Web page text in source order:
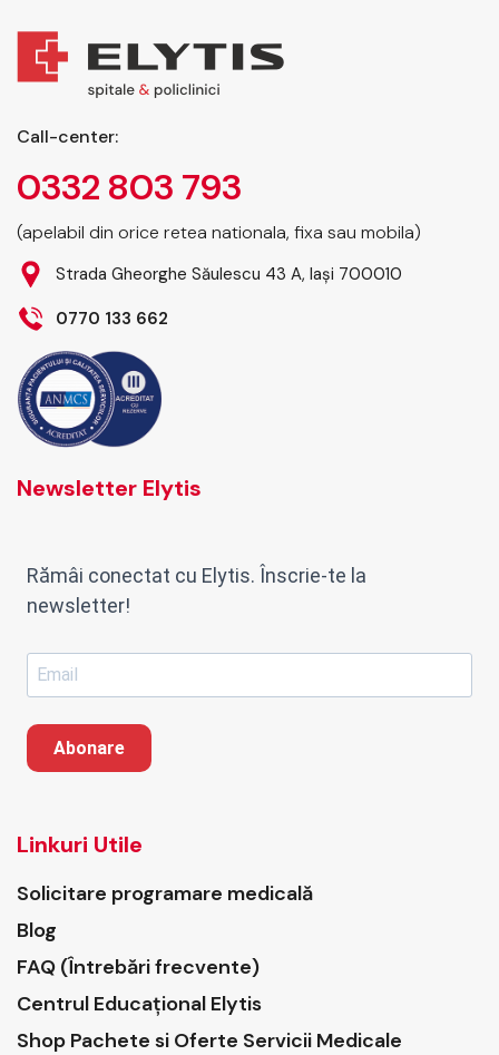
Call-center:
0332 803 793
(apelabil din orice retea nationala, fixa sau mobila)
Strada Gheorghe Săulescu 43 A, Iași 700010
0770 133 662
Newsletter Elytis
Rămâi conectat cu Elytis. Înscrie-te la
newsletter!
Abonare
Linkuri Utile
Solicitare programare medicală
Blog
FAQ (Întrebări frecvente)
Centrul Educațional Elytis
Shop Pachete si Oferte Servicii Medicale